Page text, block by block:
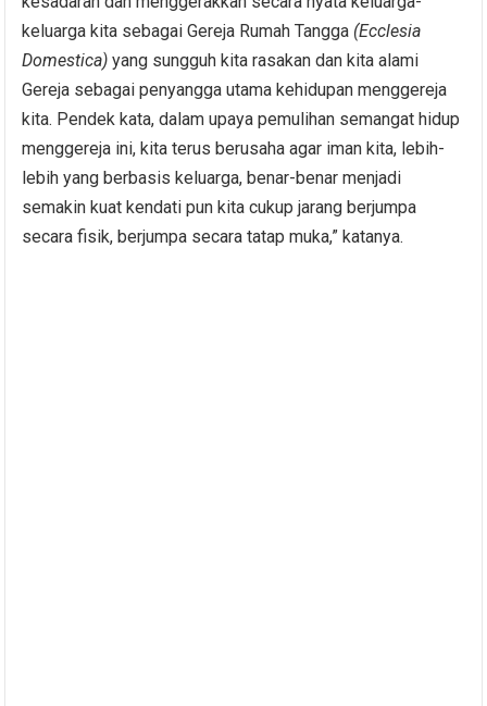
keluarga kita sebagai Gereja Rumah Tangga (Ecclesia
Domestica) yang sungguh kita rasakan dan kita alami
Gereja sebagai penyangga utama kehidupan menggereja
kita. Pendek kata, dalam upaya pemulihan semangat hidup
menggereja ini, kita terus berusaha agar iman kita, lebih-
lebih yang berbasis keluarga, benar-benar menjadi
semakin kuat kendati pun kita cukup jarang berjumpa
secara fisik, berjumpa secara tatap muka,” katanya.